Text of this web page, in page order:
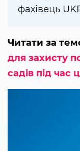
фахівець
Читати за
для захисту
садів під час